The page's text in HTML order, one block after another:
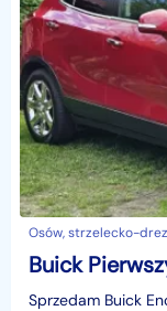
Osów, strzelecko-
Sprzedam Buick